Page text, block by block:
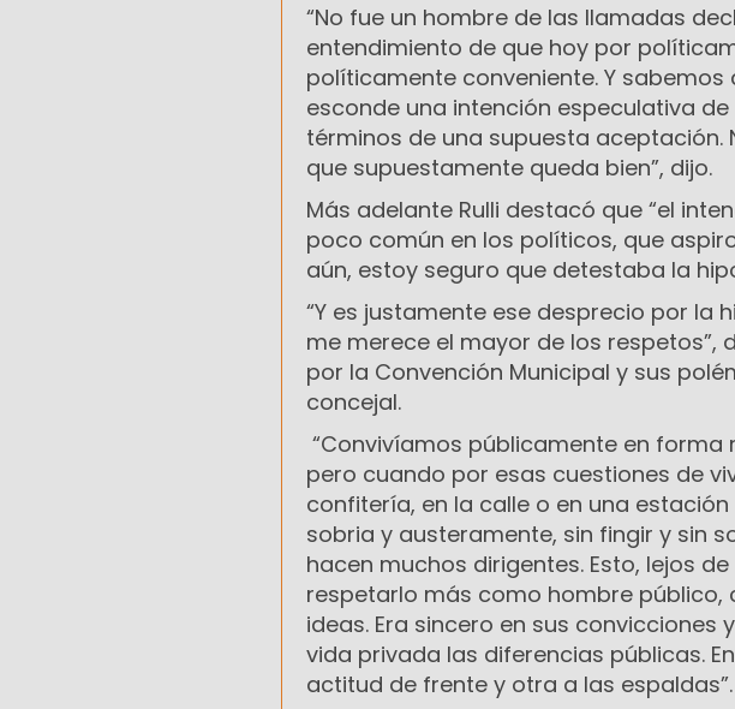
“No fue un hombre de las llamadas
entendimiento de que hoy por
políticamente conveniente. Y
esconde una intención especulativa
términos de una supuesta
que supuestamente queda bien”, dijo.
Más adelante Rulli destacó que “el
poco común en los políticos, que
aún, estoy seguro que detestaba la
“Y es justamente ese desprecio por la
me merece el mayor de los
por la Convención Municipal y sus
concejal.
“Convivíamos públicamente en
pero cuando por esas cuestiones de
confitería, en la calle o en una
sobria y austeramente, sin fingir y sin
hacen muchos dirigentes. Esto, lejos
respetarlo más como hombre
ideas. Era sincero en sus
vida privada las diferencias públicas.
actitud de frente y otra a las espaldas”.